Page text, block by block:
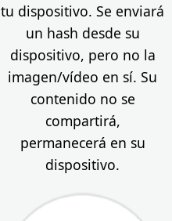
tu dispositivo. Se enviará
un hash desde su
dispositivo, pero no la
imagen/vídeo en sí. Su
contenido no se
compartirá,
permanecerá en su
dispositivo.